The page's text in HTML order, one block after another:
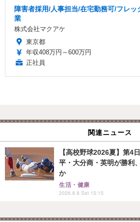
障害者採用/人事担当/在宅勤務可/フレ
業
株式会社マクアケ
東京都
年収408万円～600万円
正社員
関連ニュース
【高校野球2026夏】第4
平・大分商・英明が勝利
か
生活・健康
2026.8.8 Sat 15:15